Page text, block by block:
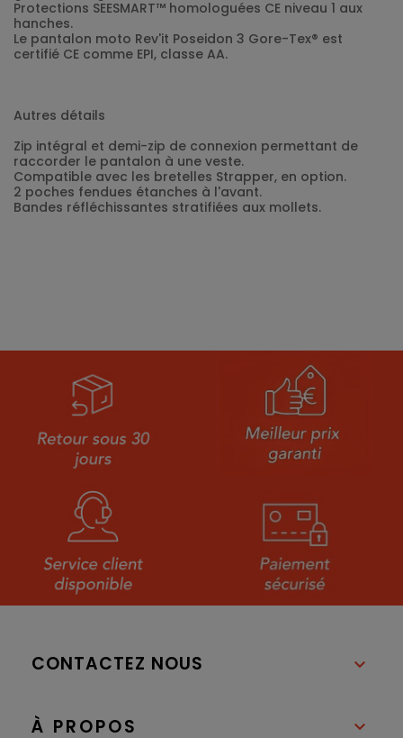
Protections SEESMART™ homologuées CE niveau 1 aux
hanches.
Le pantalon moto Rev'it Poseidon 3 Gore-Tex® est
certifié CE comme EPI, classe AA.
Autres détails
Zip intégral et demi-zip de connexion permettant de
raccorder le pantalon à une veste.
Compatible avec les bretelles Strapper, en option.
2 poches fendues étanches à l'avant.
Bandes réfléchissantes stratifiées aux mollets.
CONTACTEZ NOUS 
À PROPOS 